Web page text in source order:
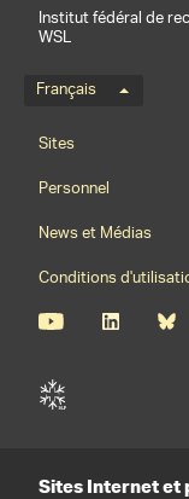
Institut fédéral de
WSL
Menu de
Français
Sites
Personnel
News et Médias
Conditions
Sites Internet et